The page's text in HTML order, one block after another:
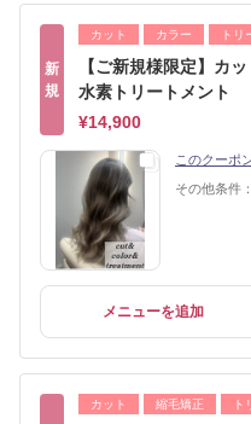
新
規
カット カラー トリ
【ご新規様限定】カ
水素トリートメント
¥14,900
このクーポ
その他条件：
メニューを追加
カット 縮毛矯正 ト